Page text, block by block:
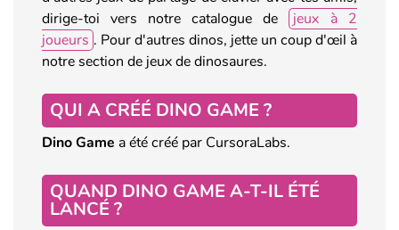
dirige-toi vers notre catalogue de
jeux à 2
joueurs . Pour d'autres dinos, jette un coup d'œil à
notre section de jeux de dinosaures.
QUI A CRÉÉ DINO GAME ?
Dino Game a été créé par CursoraLabs.
QUAND DINO GAME A-T-IL ÉTÉ
LANCÉ ?